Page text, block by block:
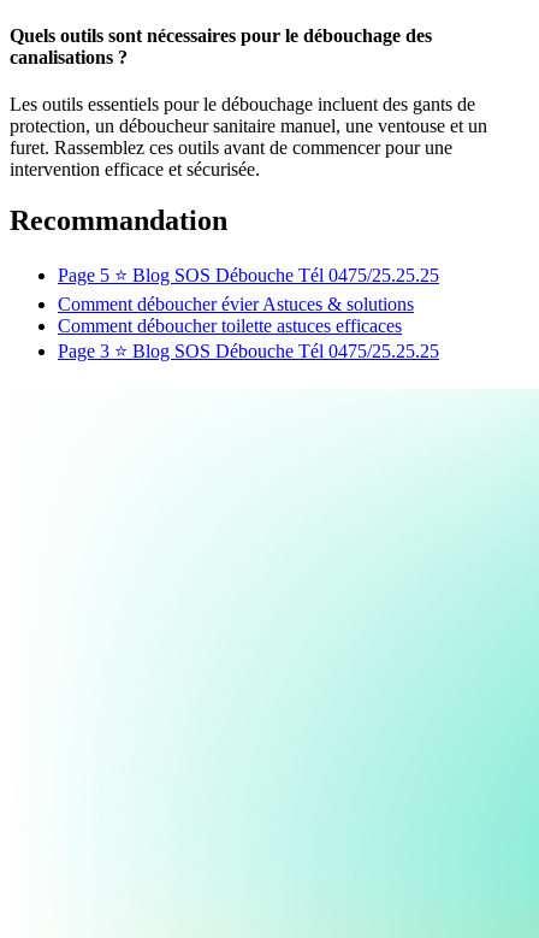
Quels outils sont nécessaires pour le débouchage des
canalisations ?
Les outils essentiels pour le débouchage incluent des gants de
protection, un déboucheur sanitaire manuel, une ventouse et un
furet. Rassemblez ces outils avant de commencer pour une
intervention efficace et sécurisée.
Recommandation
Page 5 ⭐️ Blog SOS Débouche Tél 0475/25.25.25
Comment déboucher évier Astuces & solutions
Comment déboucher toilette astuces efficaces
Page 3 ⭐️ Blog SOS Débouche Tél 0475/25.25.25